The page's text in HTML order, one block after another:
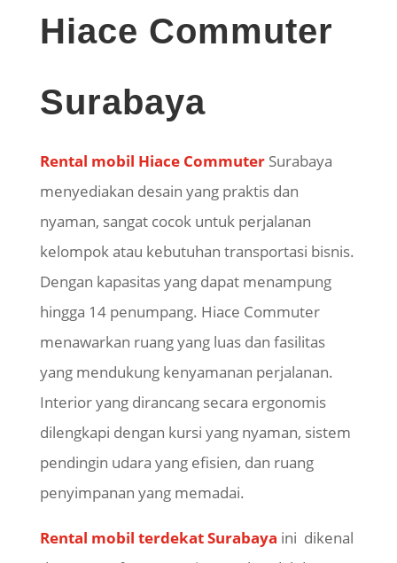
Hiace Commuter
Surabaya
Rental mobil Hiace CommuterSurabaya
menyediakan desain yang praktis dan
nyaman, sangat cocok untuk perjalanan
kelompok atau kebutuhan transportasi bisnis.
Dengan kapasitas yang dapat menampung
hingga 14 penumpang. Hiace Commuter
menawarkan ruang yang luas dan fasilitas
yang mendukung kenyamanan perjalanan.
Interior yang dirancang secara ergonomis
dilengkapi dengan kursi yang nyaman, sistem
pendingin udara yang efisien, dan ruang
penyimpanan yang memadai.
Rental mobil terdekat Surabaya ini dikenal